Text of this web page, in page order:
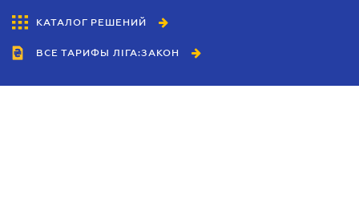
КАТАЛОГ РЕШЕНИЙ
ВСЕ ТАРИФЫ ЛІГА:ЗАКОН